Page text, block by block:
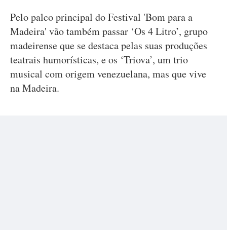
Pelo palco principal do Festival 'Bom para a
Madeira' vão também passar ‘Os 4 Litro’, grupo
madeirense que se destaca pelas suas produções
teatrais humorísticas, e os ‘Triova’, um trio
musical com origem venezuelana, mas que vive
na Madeira.